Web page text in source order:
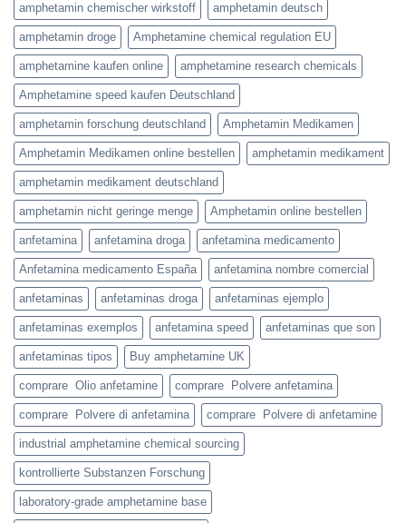
amphetamin chemischer wirkstoff amphetamin deutsch
amphetamin droge Amphetamine chemical regulation EU
amphetamine kaufen online amphetamine research chemicals
Amphetamine speed kaufen Deutschland
amphetamin forschung deutschland Amphetamin Medikamen
Amphetamin Medikamen online bestellen amphetamin medikament
amphetamin medikament deutschland
amphetamin nicht geringe menge Amphetamin online bestellen
anfetamina anfetamina droga anfetamina medicamento
Anfetamina medicamento España anfetamina nombre comercial
anfetaminas anfetaminas droga anfetaminas ejemplo
anfetaminas exemplos anfetamina speed anfetaminas que son
anfetaminas tipos Buy amphetamine UK
comprare Olio anfetamine comprare Polvere anfetamina
comprare Polvere di anfetamina comprare Polvere di anfetamine
industrial amphetamine chemical sourcing
kontrollierte Substanzen Forschung
laboratory-grade amphetamine base